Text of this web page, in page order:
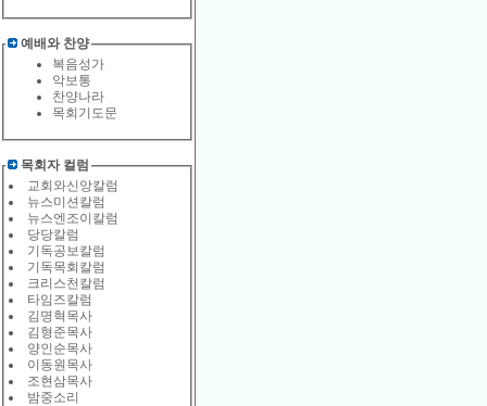
예배와 찬양
복음성가
악보통
찬양나라
목회기도문
목회자 컬럼
교회와신앙칼럼
뉴스미션칼럼
뉴스엔조이칼럼
당당칼럼
기독공보칼럼
기독목회칼럼
크리스천칼럼
타임즈칼럼
김명혁목사
김형준목사
양인순목사
이동원목사
조현삼목사
밤중소리